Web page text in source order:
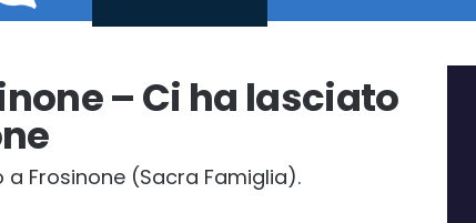
– Ci ha lasciato
Frosinone (Sacra Famiglia).